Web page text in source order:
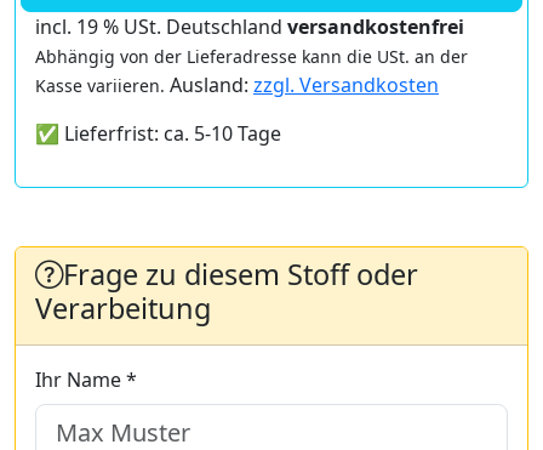
incl. 19 % USt. Deutschland versandkostenfrei
Abhängig von der Lieferadresse kann die USt. an der
Kasse variieren. Ausland: zzgl. Versandkosten
✅ Lieferfrist: ca. 5-10 Tage
Frage zu diesem Stoff oder
Verarbeitung
Ihr Name *